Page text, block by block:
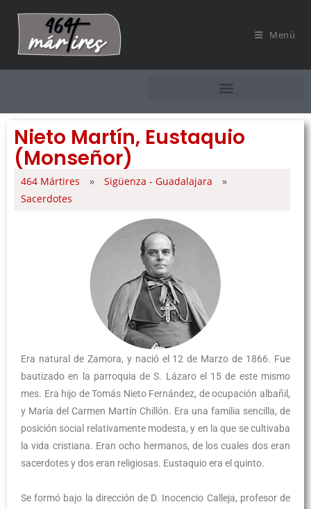
Menú
Nieto Martín, Eustaquio
(Monseñor)
464 Mártires » Sigüenza - Guadalajara
»
Sacerdotes
Era natural de Zamora, y nació el 12 de Marzo de 1866. Fue
bautizado en la parroquia de S. Lázaro el 15 de este mismo
mes. Era hijo de Tomás Nieto Fernández, de ocupación albañil,
y María del Carmen Martín Chillón. Era una familia sencilla, de
posición social relativamente modesta, y en la que se cultivaba
la vida cristiana. Eran ocho hermanos, de los cuales dos eran
sacerdotes y dos eran religiosas. Eustaquio era el quinto.
Se formó bajo la dirección de D. Inocencio Calleja, profesor de